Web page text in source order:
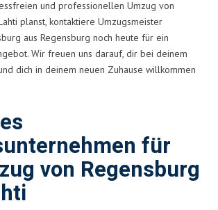
und professionellen Umzug von
planst, kontaktiere Umzugsmeister
aus Regensburg noch heute für ein
Wir freuen uns darauf, dir bei deinem
dich in deinem neuen Zuhause willkommen
für
von Regensburg